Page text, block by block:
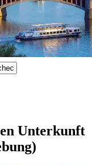
Unterkunft